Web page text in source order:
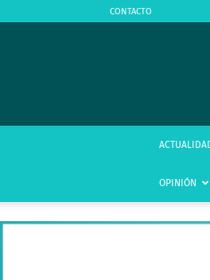
CONTACTO
OPINIÓN